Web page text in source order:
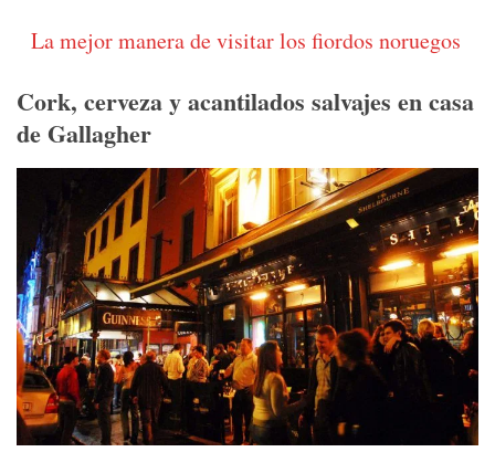
La mejor manera de visitar los fiordos noruegos
Cork, cerveza y acantilados salvajes en casa
de Gallagher